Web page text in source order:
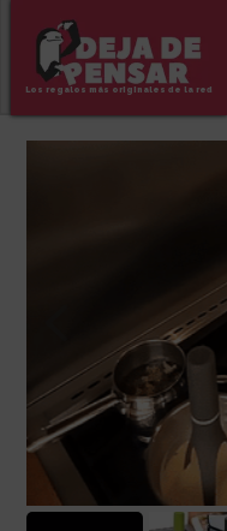
Los regalos más originales de la red